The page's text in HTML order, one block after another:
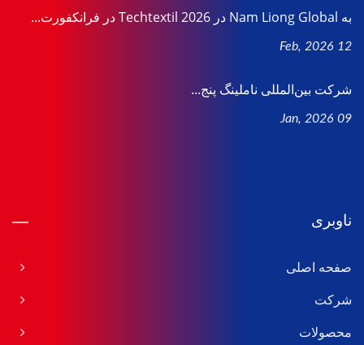
به Nam Liong Global در Techtextil 2026 در فرانکفورت...
12 Feb, 2026
شرکت بین‌المللی ناملینگ پنج...
09 Jan, 2026
ناوبری
صفحه اصلی
شرکت
محصولات